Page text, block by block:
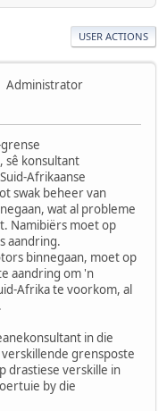
USER ACTIONS
Administrator
sê konsultant
Afrikaanse
swak beheer van
wat al probleme
Namibiërs moet op
aandring.
binnegaan, moet op
aandring om 'n
Afrika te voorkom, al
in die
grensposte
drastiese verskille in
by die